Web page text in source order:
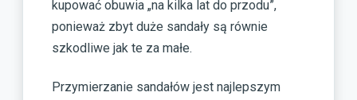
kupować obuwia „na kilka lat do przodu”,
ponieważ zbyt duże sandały są równie
szkodliwe jak te za małe.
Przymierzanie sandałów jest najlepszym